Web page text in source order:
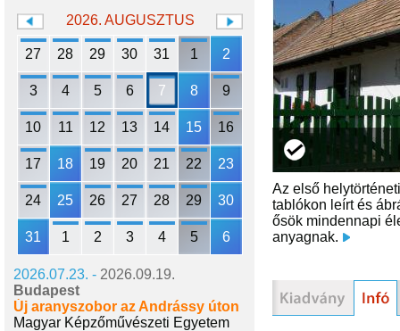
2026. AUGUSZTUS
27 28 29 30 31 1 2
3 4 5 6 7 8 9
10 11 12 13 14 15 16
17 18 19 20 21 22 23
24 25 26 27 28 29 30
31 1 2 3 4 5 6
2026.07.23. - 2026.09.19.
Budapest
Új aranyszobor az Andrássy úton
Magyar Képzőművészeti Egyetem
Az első
tablókon leírt és
ősök mindennapi
anyagnak.